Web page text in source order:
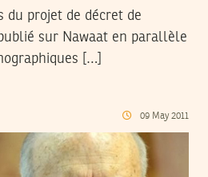
du projet de décret de
sur Nawaat en parallèle
[…]
09 May 2011